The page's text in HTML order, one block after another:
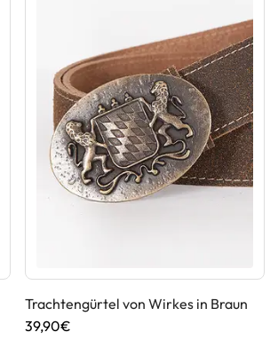
Trachtengürtel von Wirkes in Braun
39,90€